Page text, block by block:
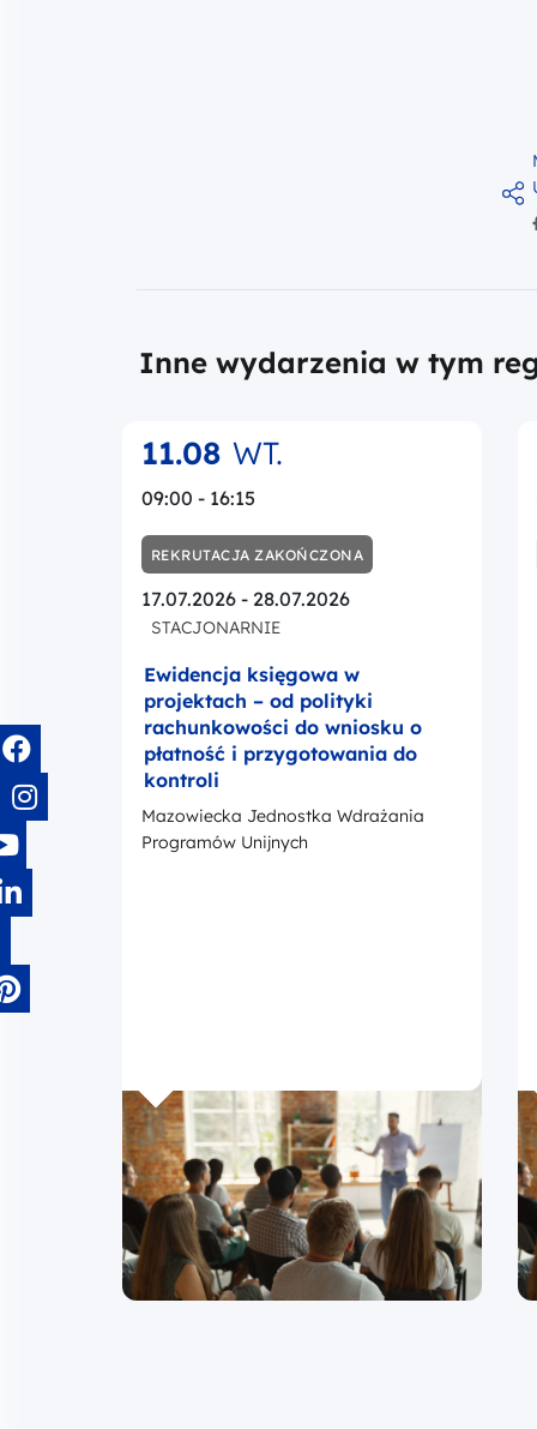
Inne wydarzenia w tym
11.08 WT.
09:00 - 16:15
REKRUTACJA ZAKOŃCZONA
17.07.2026 - 28.07.2026
STACJONARNIE
Ewidencja księgowa w
projektach – od polityki
rachunkowości do wniosku o
płatność i przygotowania do
kontroli
Mazowiecka Jednostka Wdrażania
Programów Unijnych